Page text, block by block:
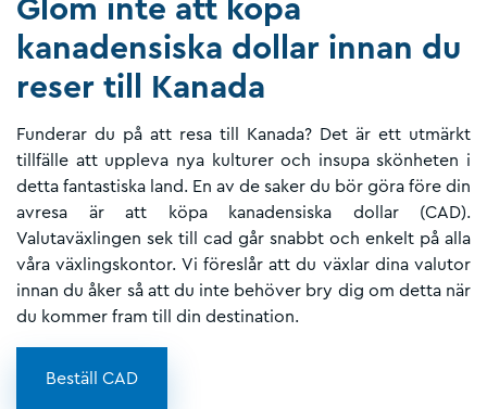
Glöm inte att köpa
kanadensiska dollar innan du
reser till Kanada
Funderar du på att resa till Kanada? Det är ett utmärkt
tillfälle att uppleva nya kulturer och insupa skönheten i
detta fantastiska land. En av de saker du bör göra före din
avresa är att köpa kanadensiska dollar (CAD).
Valutaväxlingen sek till cad går snabbt och enkelt på alla
våra växlingskontor. Vi föreslår att du växlar dina valutor
innan du åker så att du inte behöver bry dig om detta när
du kommer fram till din destination.
Beställ CAD